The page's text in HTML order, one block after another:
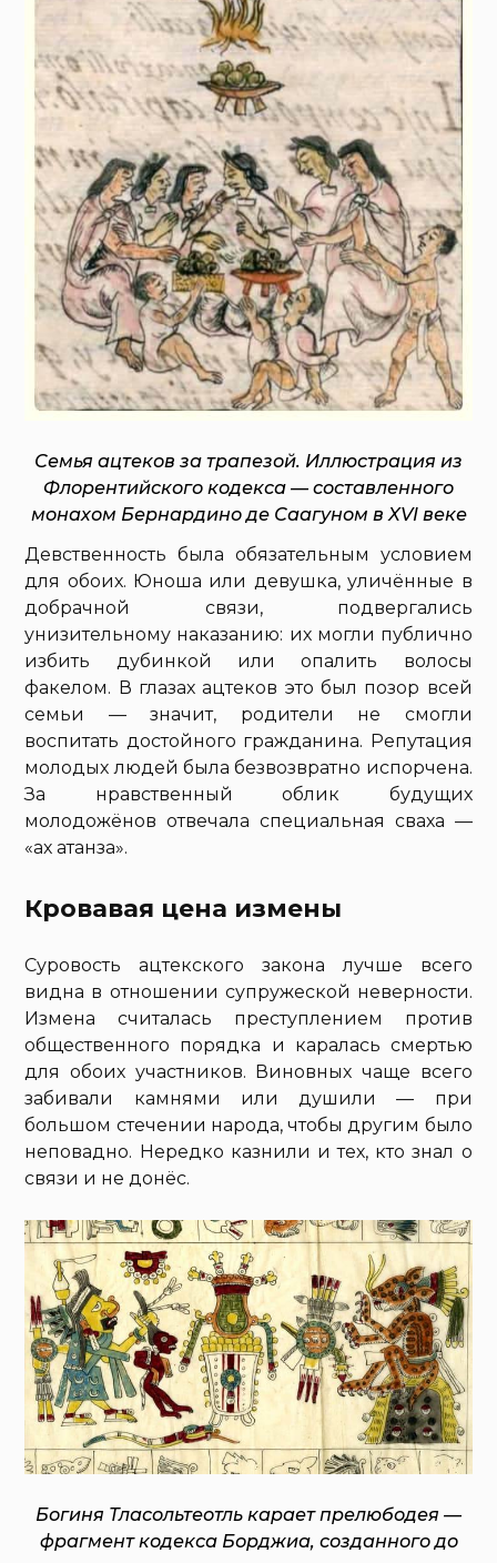
Семья ацтеков за трапезой. Иллюстрация из
Флорентийского кодекса — составленного
монахом Бернардино де Саагуном в XVI веке
Девственность была обязательным условием
для обоих. Юноша или девушка, уличённые в
добрачной связи, подвергались
унизительному наказанию: их могли публично
избить дубинкой или опалить волосы
факелом. В глазах ацтеков это был позор всей
семьи — значит, родители не смогли
воспитать достойного гражданина. Репутация
молодых людей была безвозвратно испорчена.
За нравственный облик будущих
молодожёнов отвечала специальная сваха —
«ах атанза».
Кровавая цена измены
Суровость ацтекского закона лучше всего
видна в отношении супружеской неверности.
Измена считалась преступлением против
общественного порядка и каралась смертью
для обоих участников. Виновных чаще всего
забивали камнями или душили — при
большом стечении народа, чтобы другим было
неповадно. Нередко казнили и тех, кто знал о
связи и не донёс.
Богиня Тласольтеотль карает прелюбодея —
фрагмент кодекса Борджиа, созданного до